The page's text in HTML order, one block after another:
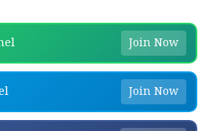
Join Now
Join Now